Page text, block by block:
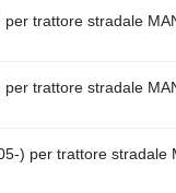
trattore stradale
trattore stradale
) per trattore stradale